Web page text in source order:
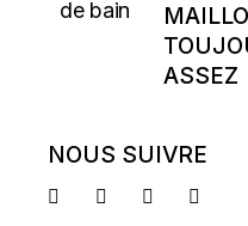
ASSEZ
NOUS SUIVRE